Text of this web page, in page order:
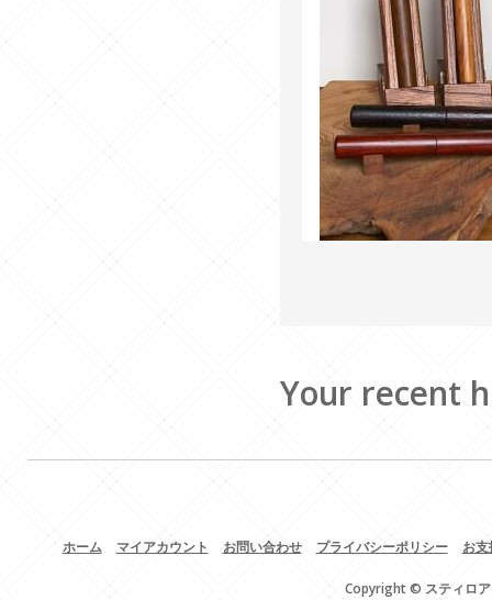
Your recent
ホーム マイアカウント お問い合わせ プライバシーポリシー お
Copyright © スティロ